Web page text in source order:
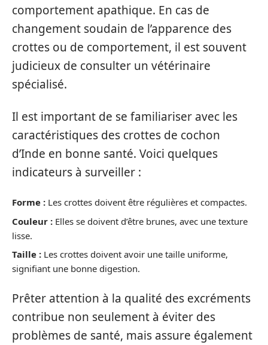
comportement apathique. En cas de
changement soudain de l’apparence des
crottes ou de comportement, il est souvent
judicieux de consulter un vétérinaire
spécialisé.
Il est important de se familiariser avec les
caractéristiques des crottes de cochon
d’Inde en bonne santé. Voici quelques
indicateurs à surveiller :
Forme : Les crottes doivent être régulières et compactes.
Couleur : Elles se doivent d’être brunes, avec une texture
lisse.
Taille : Les crottes doivent avoir une taille uniforme,
signifiant une bonne digestion.
Prêter attention à la qualité des excréments
contribue non seulement à éviter des
problèmes de santé, mais assure également